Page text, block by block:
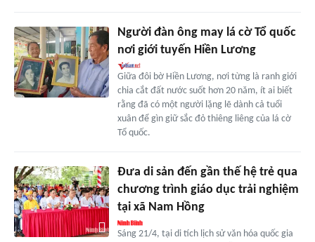
Người đàn ông may lá cờ Tổ quốc
nơi giới tuyến Hiền Lương
Giữa đôi bờ Hiền Lương, nơi từng là ranh giới
chia cắt đất nước suốt hơn 20 năm, ít ai biết
rằng đã có một người lặng lẽ dành cả tuổi
xuân để gìn giữ sắc đỏ thiêng liêng của lá cờ
Tổ quốc.
Đưa di sản đến gần thế hệ trẻ qua
chương trình giáo dục trải nghiệm
tại xã Nam Hồng
Sáng 21/4, tại di tích lịch sử văn hóa quốc gia